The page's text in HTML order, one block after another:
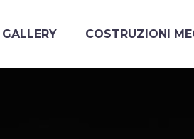
GALLERY COSTRUZIONI